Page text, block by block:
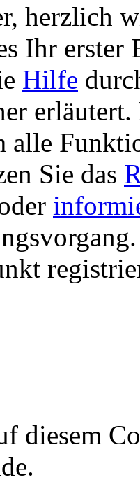
herzlich
Ihr erster
Hilfe
alle
Sie das
diesem